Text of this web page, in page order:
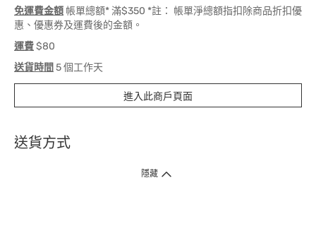
免運費金額 帳單總額* 滿$350 *註： 帳單淨總額指扣除商品折扣優
惠、優惠券及運費後的金額。
運費$80
送貨時間 5 個工作天
進入此商戶頁面
送貨方式
1. 送貨到府（受衛生署條例規管產品除外 ）
隱藏